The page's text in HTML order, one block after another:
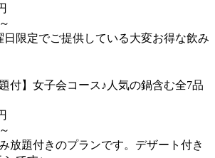
日限定でご提供している大変お得な飲み
付】女子会コース♪人気の鍋含む全7品
放題付きのプランです。デザート付き